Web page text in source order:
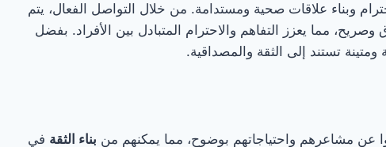
وبناء علاقات صحية ومستدامة. من خلال التواصل الفعال، يتم
مما يعزز التفاهم والاحترام المتبادل بين الأفراد. بفضل
تستند إلى الثقة والمصداقية.
عن مشاعرهم واحتياجاتهم بوضوح، مما يمكنهم من بناء الثقة في